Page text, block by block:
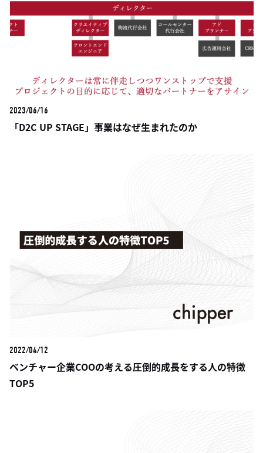
2023/06/16
「D2C UP STAGE」事業はなぜ生まれたのか
2022/04/12
ベンチャー企業COOの考える圧倒的成長をする人の特徴
TOP5